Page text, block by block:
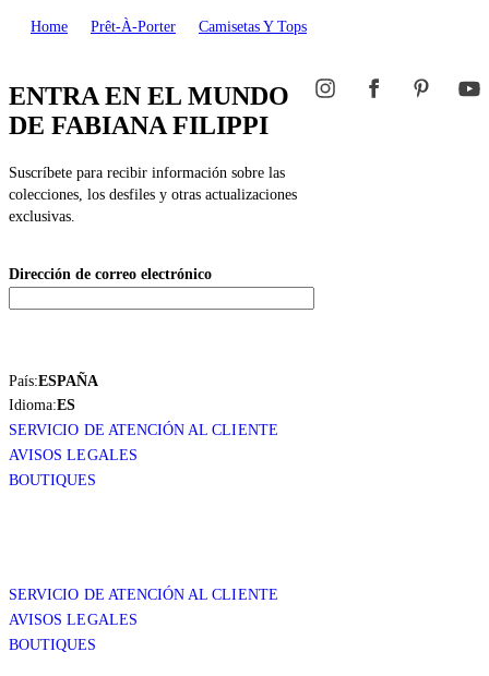
Home Prêt-À-Porter Camisetas Y Tops
ENTRA EN EL MUNDO
DE FABIANA FILIPPI
Suscríbete para recibir información sobre las
colecciones, los desfiles y otras actualizaciones
exclusivas.
Dirección de correo electrónico
País:ESPAÑA
Idioma:ES
SERVICIO DE ATENCIÓN AL CLIENTE
AVISOS LEGALES
BOUTIQUES
SERVICIO DE ATENCIÓN AL CLIENTE
AVISOS LEGALES
BOUTIQUES